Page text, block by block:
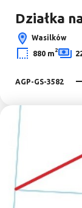
Działka
Wasilków
880 m2
AGP-GS-3582